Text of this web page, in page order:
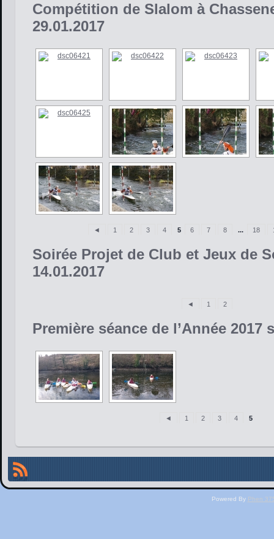
Compétition de Slalom à
29.01.2017
◄ 1 2 3 4 5 6 7 8 ... 18
Soirée Projet de Club et Jeux de
14.01.2017
◄ 1 2
Première séance de l’Année 2017
◄ 1 2 3 4 5
Powered By Phen